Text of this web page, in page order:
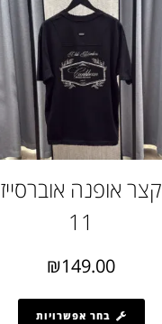
קצר אופנה אוברסייז
11
₪149.00
בחר אפשרויות